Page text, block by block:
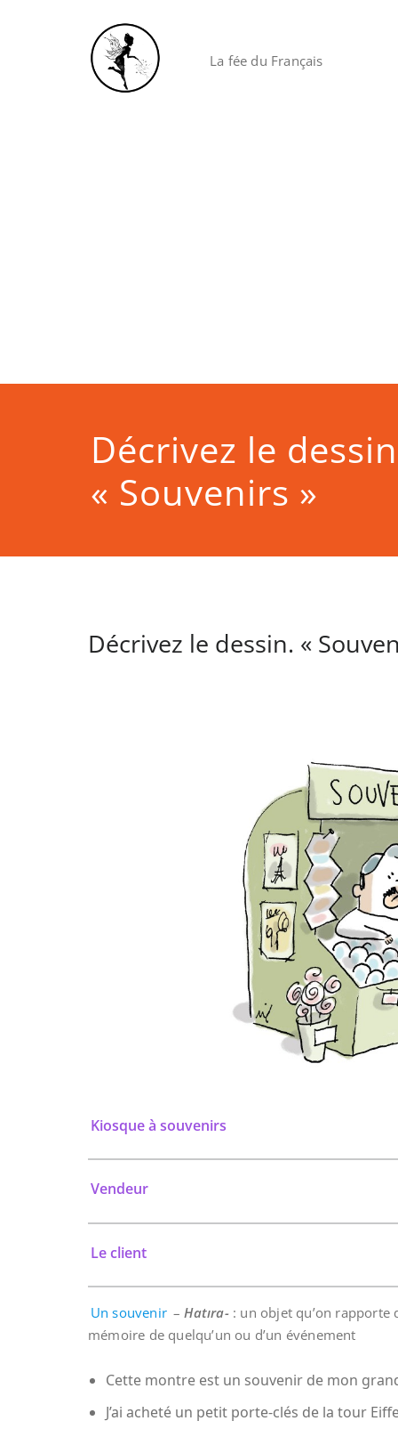
La fée du Français
Décrivez le
« Souvenirs »
Décrivez le dessin. «
Kiosque à souvenirs
Vendeur
Le client
Un souvenir –Hatıra- : un objet qu’on
mémoire de quelqu’un ou d’un événement
Cette montre est un souvenir de mon
J’ai acheté un petit porte-clés de la tour